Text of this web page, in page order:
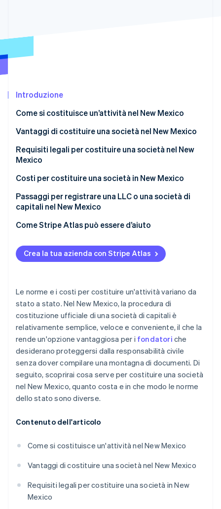
Atlas
Verifica online dell'identità
Stripe Sessions 2026
Scopri come Stripe sta costruendo l'infrastruttura
Introduzione
Come si costituisce un’attività nel New Mexico
Vantaggi di costituire una società nel New Mexico
Requisiti legali per costituire una società nel New
Mexico
Documenti costitutivi presentati presso lo Stato
Un agente registrato
Conti fiscali statali
Licenze specifiche del settore
Documenti di governance interna
Costi per costituire una società in New Mexico
Passaggi per registrare una LLC o una società di
capitali nel New Mexico
Passaggi per costituire una LLC
Scegli una ragione sociale
Presenta lo statuto societario
Passaggi per costituire una società di capitali
Scegli una ragione sociale
Presenta l’atto costitutivo
Nomina un agente registrato
Come Stripe Atlas può essere d’aiuto
Candidatura ad Atlas
Accettare pagamenti ed effettuare operazioni
Acquisto di azioni da parte del fondatore senza
contanti
Presentazione automatica della dichiarazione
fiscale 83(b)
Documenti legali aziendali con idoneità mondiale
Un anno gratuito di Stripe Payments, più 50.000 $ in
crediti e sconti da partner
Crea la tua azienda con Stripe Atlas
Le norme e i costi per costituire un'attività variano da
stato a stato. Nel New Mexico, la procedura di
costituzione ufficiale di una società di capitali è
relativamente semplice, veloce e conveniente, il che la
rende un'opzione vantaggiosa per i fondatori che
desiderano proteggersi dalla responsabilità civile
senza dover compilare una montagna di documenti. Di
seguito, scoprirai cosa serve per costituire una società
nel New Mexico, quanto costa e in che modo le norme
dello stato sono diverse.
Contenuto dell'articolo
Come si costituisce un'attività nel New Mexico
Vantaggi di costituire una società nel New Mexico
Requisiti legali per costituire una società in New
Mexico